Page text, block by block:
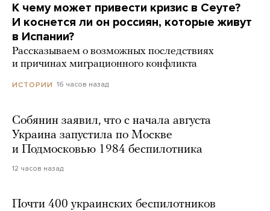
К чему может привести кризис в Сеуте?
И коснется ли он россиян, которые живут
в Испании?
Рассказываем о возможных последствиях
и причинах миграционного конфликта
ИСТОРИИ 16 часов назад
Собянин заявил, что с начала августа
Украина запустила по Москве
и Подмосковью 1984 беспилотника
12 часов назад
Почти 400 украинских беспилотников